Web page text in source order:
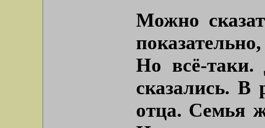
Можно
Но всё-таки.
сказались. В
отца. Семья